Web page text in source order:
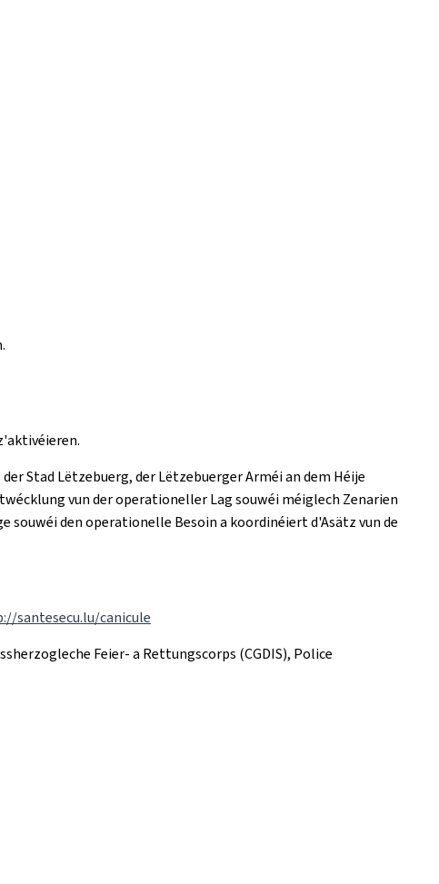
Stad Lëtzebuerg, der Lëtzebuerger Arméi an dem Héije
vun der operationeller Lag souwéi méiglech Zenarien
den operationelle Besoin a koordinéiert d'Asätz vun de
santesecu.lu/canicule
Feier- a Rettungscorps (CGDIS), Police